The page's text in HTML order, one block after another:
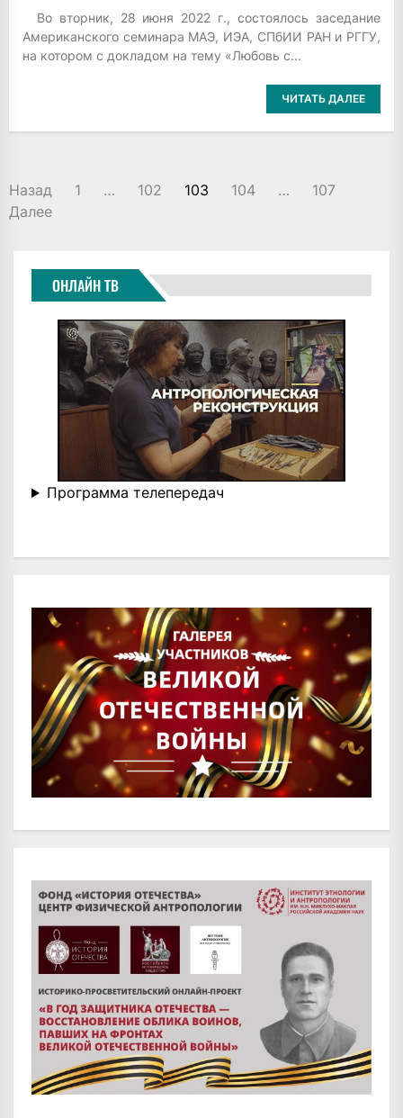
Во вторник, 28 июня 2022 г., состоялось заседание
Американского семинара МАЭ, ИЭА, СПбИИ РАН и РГГУ,
на котором с докладом на тему «Любовь с...
ЧИТАТЬ ДАЛЕЕ
ПАГИНАЦИЯ
ЗАПИСЕЙ
Назад 1 … 102 103 104 …
107
Далее
ОНЛАЙН ТВ
Программа телепередач